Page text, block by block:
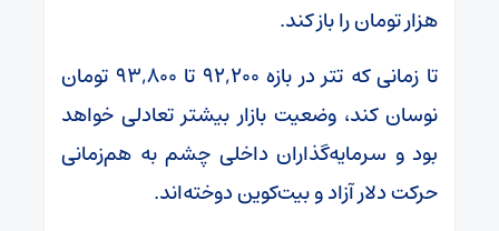
هزار تومان را باز کند.
تا زمانی که تتر در بازه ۹۲,۲۰۰ تا ۹۳,۸۰۰ تومان
نوسان کند، وضعیت بازار بیشتر تعادلی خواهد
بود و سرمایه‌گذاران داخلی چشم به هم‌زمانی
حرکت دلار آزاد و بیت‌کوین دوخته‌اند.